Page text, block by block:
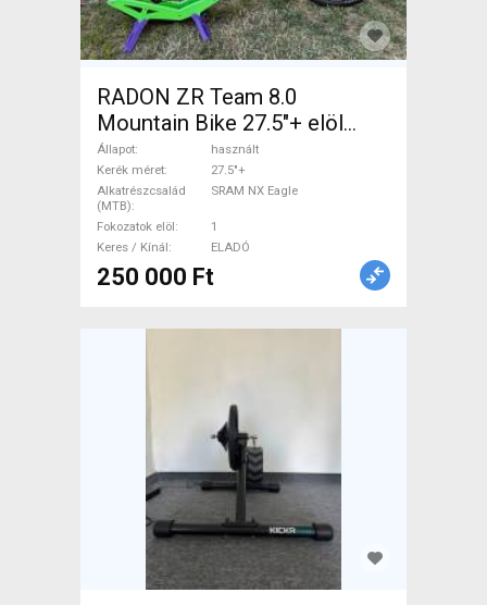
RADON ZR Team 8.0
Mountain Bike 27.5"+ elöl
teleszkópos SRAM NX Eagle
használt ELADÓ
Állapot
használt
Kerék méret
27.5"+
Alkatrészcsalád
(MTB)
SRAM NX Eagle
Fokozatok elöl
1
Keres / Kínál
ELADÓ
250 000 Ft